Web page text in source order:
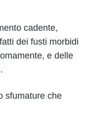
cadente,
dei fusti morbidi
e delle
sfumature che